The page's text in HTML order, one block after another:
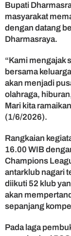
Bupati
masyarakat
dengan datang
Dharmasraya.
“Kami mengajak
bersama
akan menjadi
olahraga,
Mari kita
(1/6/2026).
Rangkaian
16.00 WIB
Champions
antarklub nagari
diikuti 52 klub
akan
sepanjang
Pada laga